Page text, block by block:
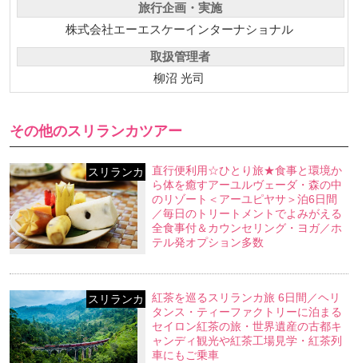
旅行企画・実施
株式会社エーエスケーインターナショナル
取扱管理者
柳沼 光司
その他のスリランカツアー
スリランカ
直行便利用☆ひとり旅★食事と環境か
ら体を癒すアーユルヴェーダ・森の中
のリゾート＜アーユピヤサ＞泊6日間
／毎日のトリートメントでよみがえる
全食事付＆カウンセリング・ヨガ／ホ
テル発オプション多数
スリランカ
紅茶を巡るスリランカ旅 6日間／ヘリ
タンス・ティーファクトリーに泊まる
セイロン紅茶の旅・世界遺産の古都キ
ャンディ観光や紅茶工場見学・紅茶列
車にもご乗車